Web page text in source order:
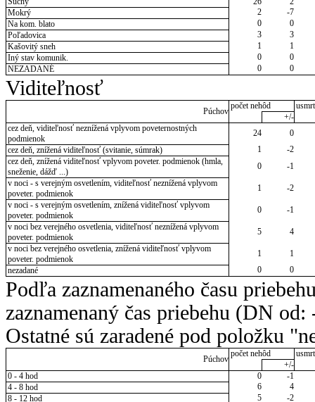
Mokrý
2
-7
Na kom. blato
0
0
Poľadovica
3
3
Kašovitý sneh
1
1
Iný stav komunik.
0
0
NEZADANÉ
0 0
Viditeľnosť
Púchov
počet nehôd
+/-
cez deň, viditeľnosť neznížená vplyvom poveternostných
podmienok
24
0
cez deň, znížená viditeľnosť (svitanie, súmrak)
1
-2
cez deň, znížená viditeľnosť vplyvom poveter. podmienok (hmla,
sneženie, dážď ...)
0
-1
v noci - s verejným osvetlením, viditeľnosť neznížená vplyvom
poveter. podmienok
1
-2
v noci - s verejným osvetlením, znížená viditeľnosť vplyvom
poveter. podmienok
0
-1
v noci bez verejného osvetlenia, viditeľnosť neznížená vplyvom
poveter. podmienok
5
4
v noci bez verejného osvetlenia, znížená viditeľnosť vplyvom
poveter. podmienok
1
1
nezadané
0 0
Podľa zaznamenaného času
zaznamenaný čas priebehu (DN
Ostatné sú zaradené pod položku
Púchov
počet nehôd
+/-
0 - 4 hod
0
-1
4 - 8 hod
6
4
8 - 12 hod
5
-2